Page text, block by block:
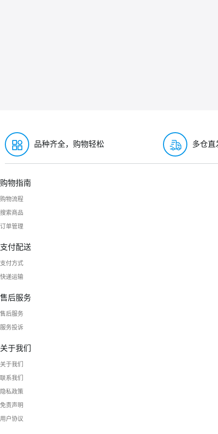
品种齐全，购物轻松 多仓直
购物指南
购物流程
搜索商品
订单管理
支付配送
支付方式
快递运输
售后服务
售后服务
服务投诉
关于我们
关于我们
联系我们
隐私政策
免责声明
用户协议